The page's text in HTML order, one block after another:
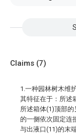
Claims (7)
1.一种园林树木维
其特征在于：所述
所述箱体(1)顶部
的一侧依次固定连
与出液口(11)的末